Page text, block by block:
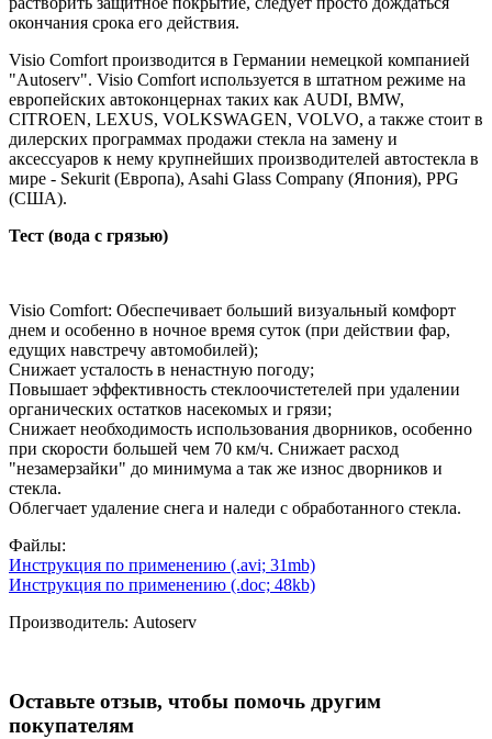
окончания срока его действия.
Visio Comfort производится в Германии немецкой компанией
"Autoserv". Visio Comfort используется в штатном режиме на
европейских автоконцернах таких как AUDI, BMW,
CITROEN, LEXUS, VOLKSWAGEN, VOLVO, а также стоит в
дилерских программах продажи стекла на замену и
аксессуаров к нему крупнейших производителей автостекла в
мире - Sekurit (Европа), Asahi Glass Company (Япония), PPG
(США).
Тест (вода с грязью)
Visio Comfort: Обеспечивает больший визуальный комфорт
днем и особенно в ночное время суток (при действии фар,
едущих навстречу автомобилей);
Снижает усталость в ненастную погоду;
Повышает эффективность стеклоочистетелей при удалении
органических остатков насекомых и грязи;
Снижает необходимость использования дворников, особенно
при скорости большей чем 70 км/ч. Снижает расход
"незамерзайки" до минимума а так же износ дворников и
стекла.
Облегчает удаление снега и наледи с обработанного стекла.
Файлы:
Инструкция по применению (.avi; 31mb)
Инструкция по применению (.doc; 48kb)
Производитель: Autoserv
Оставьте отзыв, чтобы помочь другим
покупателям